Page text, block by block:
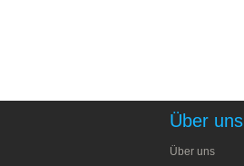
Über uns
Über uns